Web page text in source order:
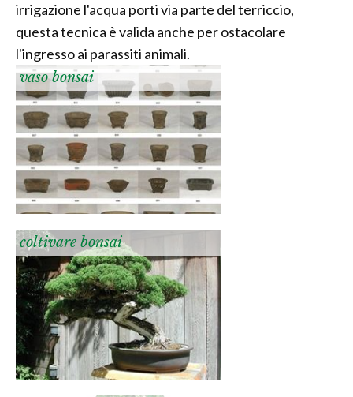
irrigazione l'acqua porti via parte del terriccio,
questa tecnica è valida anche per ostacolare
l'ingresso ai parassiti animali.
vaso bonsai
coltivare bonsai